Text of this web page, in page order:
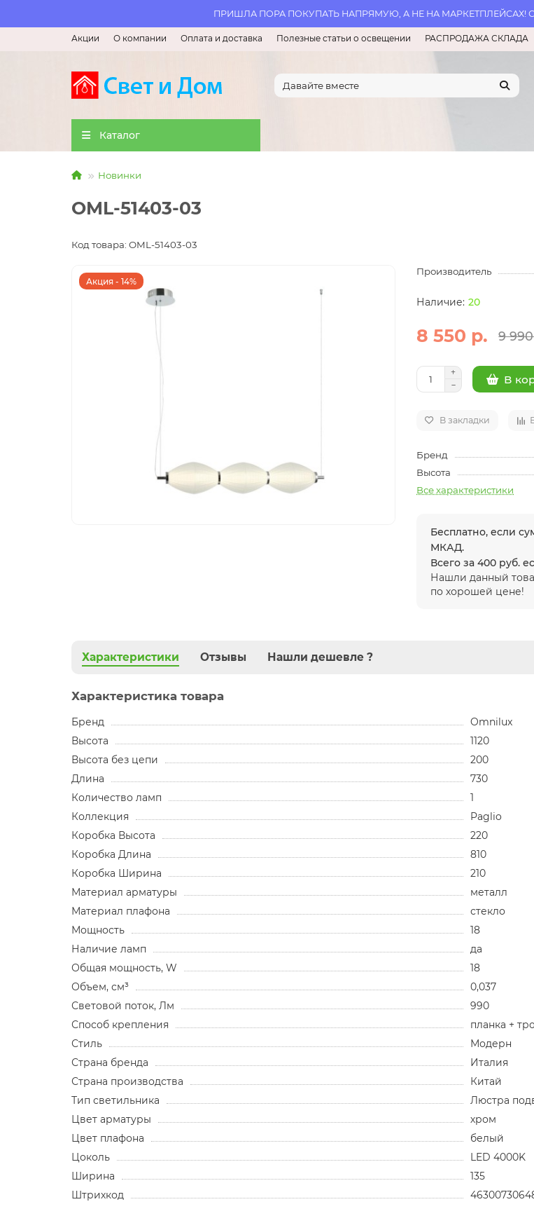
ПРИШЛА ПОРА ПОКУПАТЬ НАПРЯМУЮ, А НЕ НА МАРКЕТПЛЕЙСАХ!
Акции О компании Оплата и доставка Полезные статьи о освещении РАСПРОДАЖА СКЛАДА
Каталог
Новинки
OML-51403-03
Код товара: OML-51403-03
Акция - 14%
Производитель
20
8 550 р. 9
В
В закладки
Бренд
Высота
Все характеристики
Бесплатно, если
МКАД.
Всего за 400 руб.
Нашли данный
по хорошей цене!
Характеристики Отзывы Нашли дешевле ?
Характеристика товара
Бренд
Omnilux
Высота
1120
Высота без цепи
200
Длина
730
Количество ламп
1
Коллекция
Paglio
Коробка Высота
220
Коробка Длина
810
Коробка Ширина
210
Материал арматуры
металл
Материал плафона
стекло
Мощность
18
Наличие ламп
да
Общая мощность, W
18
Объем, см³
0,037
Световой поток, Лм
990
Способ крепления
планка +
Стиль
Модерн
Страна бренда
Италия
Страна производства
Китай
Тип светильника
Люстра
Цвет арматуры
хром
Цвет плафона
белый
Цоколь
LED 4000K
Ширина
135
Штрихкод